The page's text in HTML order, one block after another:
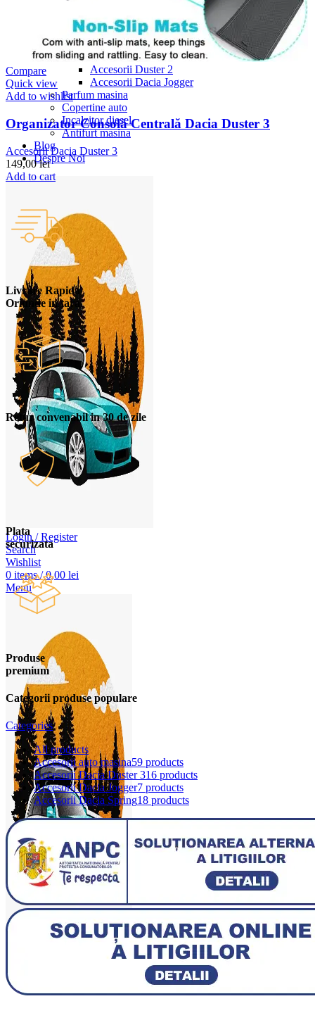
Peste 350 Litri
Peste 450 litri
Accesorii auto masina
Accesorii Dacia Duster 3
Accesorii Duster 2
Accesorii Dacia Jogger
Parfum masina
Copertine auto
Incalzitor diesel
Antifurt masina
Blog
Despre Noi
Login / Register
Search
Wishlist
0 items / 0,00 lei
Menu
Compare
Quick view
Add to wishlist
Organizator Consolă Centrală Dacia Duster 3
Accesorii Dacia Duster 3
149,00lei
Add to cart
Livrare Rapida
Oriunde in tara
Retur convenabil in 30 de zile
Plata
securizata
Produse
premium
Categorii produse populare
Categories
Allproducts
Accesorii auto masina59 products
Accesorii Dacia Duster 316 products
Accesorii Dacia Jogger7 products
Accesorii Dacia Spring18 products